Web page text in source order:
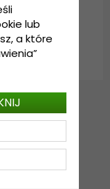
lub
a które